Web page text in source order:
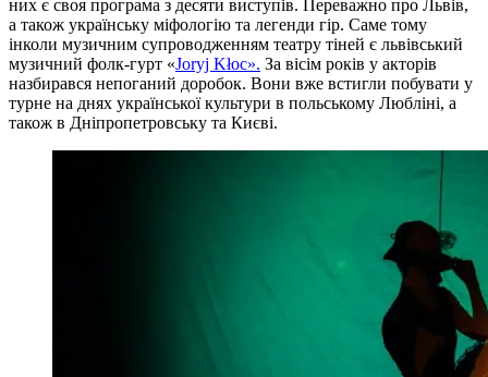
них є своя програма з десяти виступів. Переважно про Львів,
а також українську міфологію та легенди гір. Саме тому
інколи музичним супроводженням театру тіней є львівський
музичний фолк-гурт «Joryj Kłoc». За вісім років у акторів
назбирався непоганий доробок. Вони вже встигли побувати у
турне на днях української культури в польському Любліні, а
також в Дніпропетровську та Києві.